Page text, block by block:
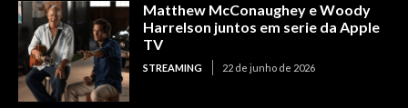
Matthew McConaughey e Woody
Harrelson juntos em serie da Apple
TV
STREAMING 22 de junho de 2026